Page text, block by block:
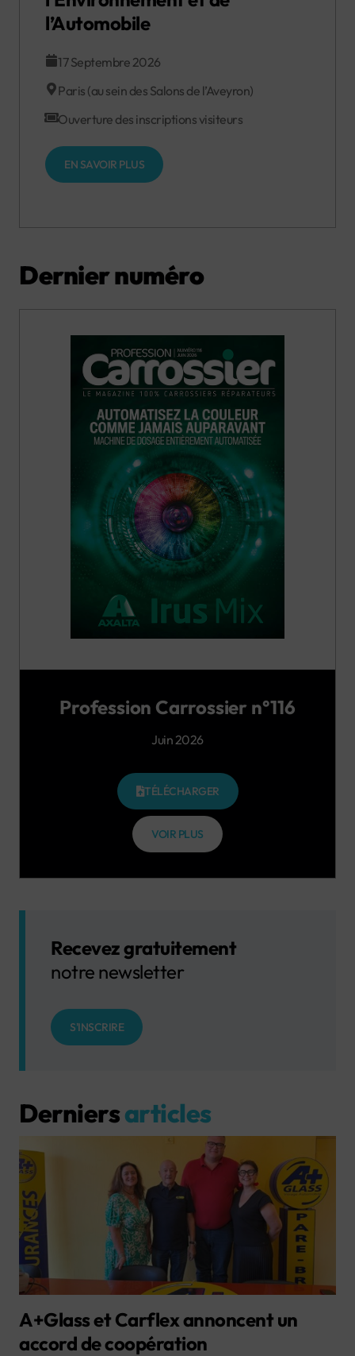
l’Automobile
17 Septembre 2026
Paris (au sein des Salons de l’Aveyron)
Ouverture des inscriptions visiteurs
EN SAVOIR PLUS
Dernier numéro
Profession Carrossier n°116
Juin 2026
TÉLÉCHARGER
VOIR PLUS
Recevez gratuitement
notre newsletter
S'INSCRIRE
Derniersarticles
A+Glass et Carflex annoncent un
accord de coopération